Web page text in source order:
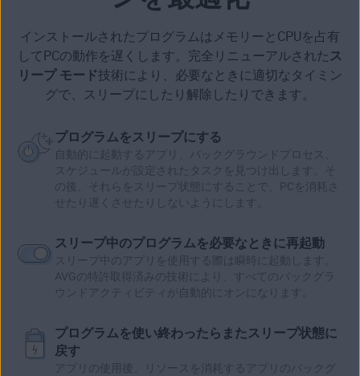
インストールされたプログラムはメモリーとCPUを占有
してPCの動作を遅くします。完全リニューアルされた ス
リープ モード技術により、必要なときに適切なタイミン
グで、スリープにしたり解除したりできます。
プログラムをスリープにする
自動的に起動するアプリ、バックグラウンドプロセス、
スケジュールが設定されたタスクを見つけ出します。そ
の後、それらをスリープ状態にすることで、PCを消耗さ
せたり遅くさせたりしないようにします。
スリープ中のプログラムを必要なときに再起動
スリープ中のアプリを使用する際は瞬時に起動します。
AVGの特許取得済みの技術により、すべてのバックグラ
ウンドアクティビティが自動的にオンになります。
プログラムを使い終わったらまたスリープ状態に
戻す
アプリの使用後、リソースを消耗するアプリのバックグ